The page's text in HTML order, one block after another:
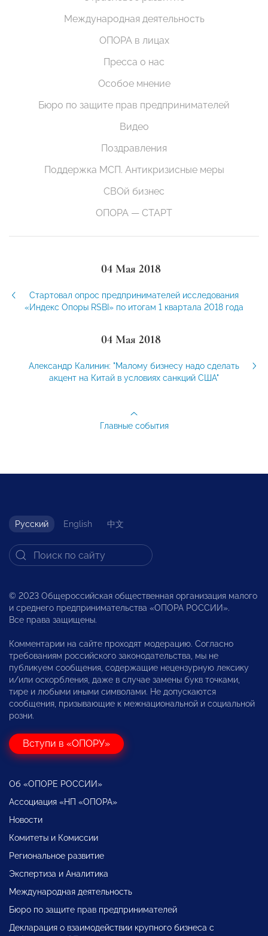
Международная деятельность
ОПОРА в лицах
Пресса о нас
Особое мнение
Бюро по защите прав предпринимателей
Видео
Поздравления
Поддержка МСП. Антикризисные меры
СВОй бизнес
ОПОРА — СТАРТ
04 Мая 2018
Стартовал опрос предпринимателей исследования
«Индекс Опоры RSBI» по итогам 1 квартала 2018 года
04 Мая 2018
Александр Калинин: "Малому бизнесу надо сделать
акцент на Китай в условиях санкций США"
Главные события
Русский English 中文
© 2023 Общероссийская общественная организация малого
и среднего предпринимательства «ОПОРА РОССИИ».
Все права защищены.
Комментарии на сайте проходят модерацию. Согласно
требованиям российского законодательства, мы не
публикуем сообщения, содержащие нецензурную лексику
и/или оскорбления, даже в случае замены букв точками,
тире и любыми иными символами. Не допускаются
сообщения, призывающие к межнациональной и социальной
розни.
Вступи в «ОПОРУ»
Об «ОПОРЕ РОССИИ»
Ассоциация «НП «ОПОРА»
Новости
Комитеты и Комиссии
Региональное развитие
Экспертиза и Аналитика
Международная деятельность
Бюро по защите прав предпринимателей
Декларация о взаимодействии крупного бизнеса с